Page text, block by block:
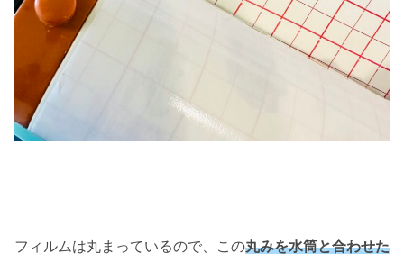
フィルムは丸まっているので、この丸みを水筒と合わせた